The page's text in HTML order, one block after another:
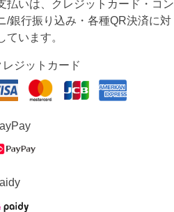
払いは、クレジットカード・コン
/銀行振り込み・各種QR決済に対
ています。
レジットカード